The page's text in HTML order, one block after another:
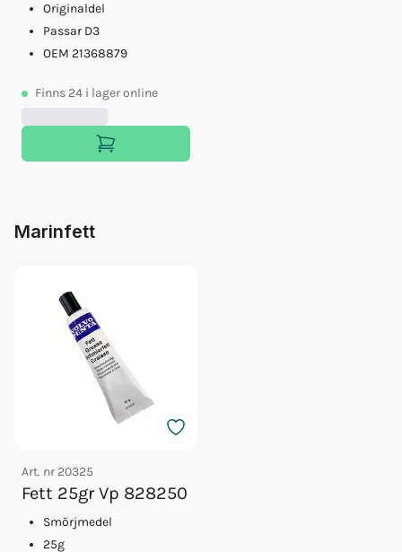
Originaldel
Passar D3
OEM 21368879
Finns 24 i lager online
Marinfett
Art. nr 20325
Fett 25gr Vp 828250
Smörjmedel
25g